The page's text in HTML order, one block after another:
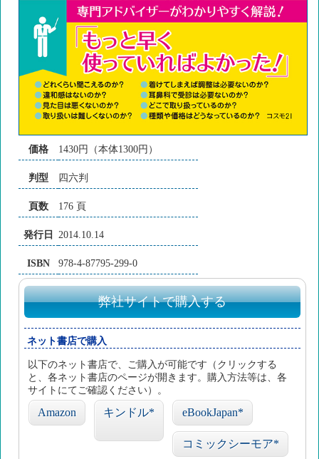
価格 1430円（本体1300円）
判型 四六判
頁数 176 頁
発行日 2014.10.14
ISBN 978-4-87795-299-0
弊社サイトで購入する
ネット書店で購入
以下のネット書店で、ご購入が可能です（クリックする
と、各ネット書店のページが開きます。購入方法等は、各
サイトにてご確認ください）。
Amazon キンドル* eBookJapan*
コミックシーモア*